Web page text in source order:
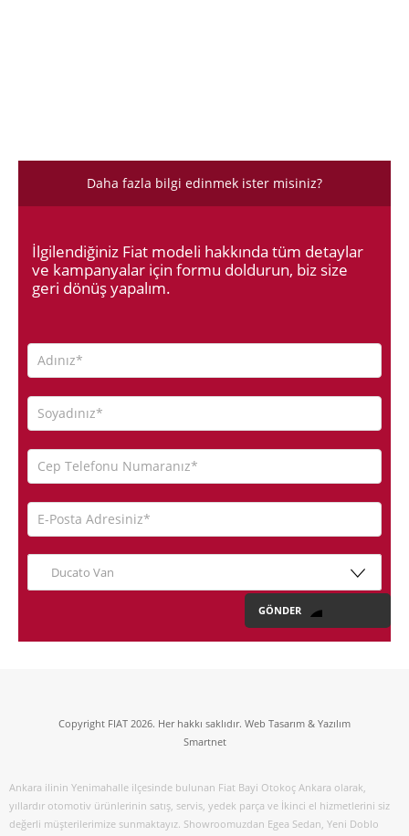
Daha fazla bilgi edinmek ister misiniz?
İlgilendiğiniz Fiat modeli hakkında tüm detaylar
ve kampanyalar için formu doldurun, biz size
geri dönüş yapalım.
Ducato Van
Copyright FIAT 2026. Her hakkı saklıdır. Web Tasarım & Yazılım
Smartnet
Ankara ilinin Yenimahalle ilçesinde bulunan Fiat Bayi Otokoç Ankara olarak,
yıllardır otomotiv ürünlerinin satış, servis, yedek parça ve İkinci el hizmetlerini siz
değerli müşterilerimize sunmaktayız. Showroomuzdan Egea Sedan, Yeni Doblo